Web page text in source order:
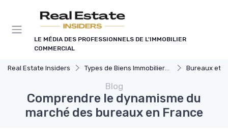
LE MÉDIA DES PROFESSIONNELS DE L'IMMOBILIER
COMMERCIAL
Real Estate Insiders Types de Biens Immobiliers Commerciaux Bureaux et
Blog
Comprendre le dynamisme du
marché des bureaux en France